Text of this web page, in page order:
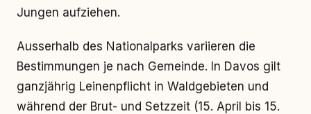
Jungen aufziehen.
Ausserhalb des Nationalparks variieren die
Bestimmungen je nach Gemeinde. In Davos gilt
ganzjährig Leinenpflicht in Waldgebieten und
während der Brut- und Setzzeit (15. April bis 15.